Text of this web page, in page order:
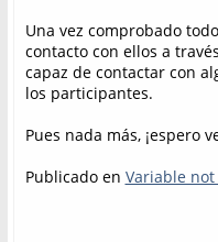
Una vez comprobado
contacto con ellos a
capaz de contactar con
los participantes.
Pues nada más, ¡espero
Publicado en Variable